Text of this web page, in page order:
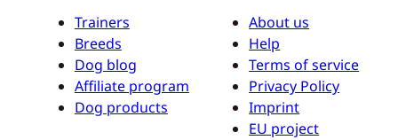
Trainers
Breeds
Dog blog
Affiliate program
Dog products
About us
Help
Terms of service
Privacy Policy
Imprint
EU project